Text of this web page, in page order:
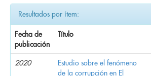
Resultados por ítem:
Fecha de
publicación
Título
2020
Estudio sobre el fenómeno
de la corrupción en El